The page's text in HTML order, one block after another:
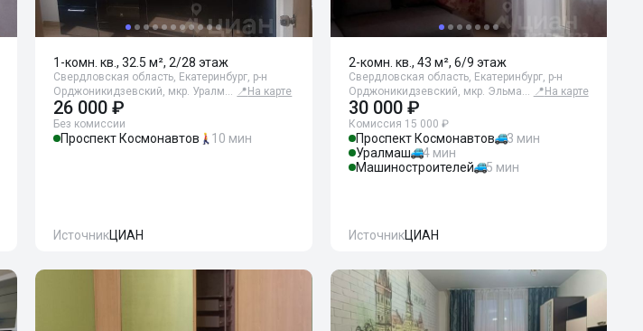
1-комн. кв., 32.5 м², 2/28 этаж
Свердловская область, Екатеринбург, р-н
Орджоникидзевский, мкр. Уралм… 📍 На карте
26 000 ₽
Без комиссии
Проспект Космонавтов 10 мин
ИсточникЦИАН
2-комн. кв., 43 м², 6/9 этаж
Свердловская область, Екатеринбург, р-н
Орджоникидзевский, мкр. Эльма… 📍 На карте
30 000 ₽
Комиссия 15 000 ₽
Проспект Космонавтов
3 мин
Уралмаш
4 мин
Машиностроителей
5 мин
ИсточникЦИАН